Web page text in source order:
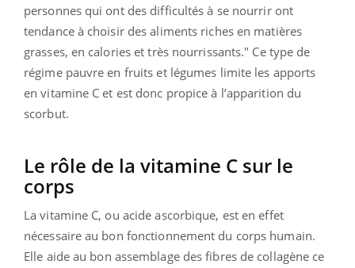
personnes qui ont des difficultés à se nourrir ont
tendance à choisir des aliments riches en matières
grasses, en calories et très nourrissants." Ce type de
régime pauvre en fruits et légumes limite les apports
en vitamine C et est donc propice à l’apparition du
scorbut.
Le rôle de la vitamine C sur le
corps
La vitamine C, ou acide ascorbique, est en effet
nécessaire au bon fonctionnement du corps humain.
Elle aide au bon assemblage des fibres de collagène ce